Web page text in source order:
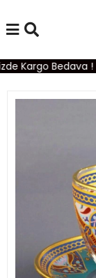
Kargo Bedava !